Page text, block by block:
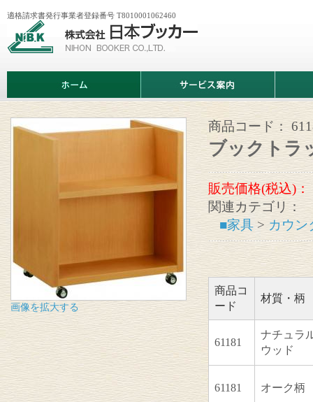
会
日
ッ
カ
ー
適格請求書発行事業者登録番号 T8010001062460
ム
ビ
案
内
情
画像を拡大する
商品コード：
ブックトラ
販売価格(税込)：
関連カテゴリ：
■家具> カウン
商品コ
ード
材質・柄
61181
ナチュラ
ウッド
61181 オーク柄